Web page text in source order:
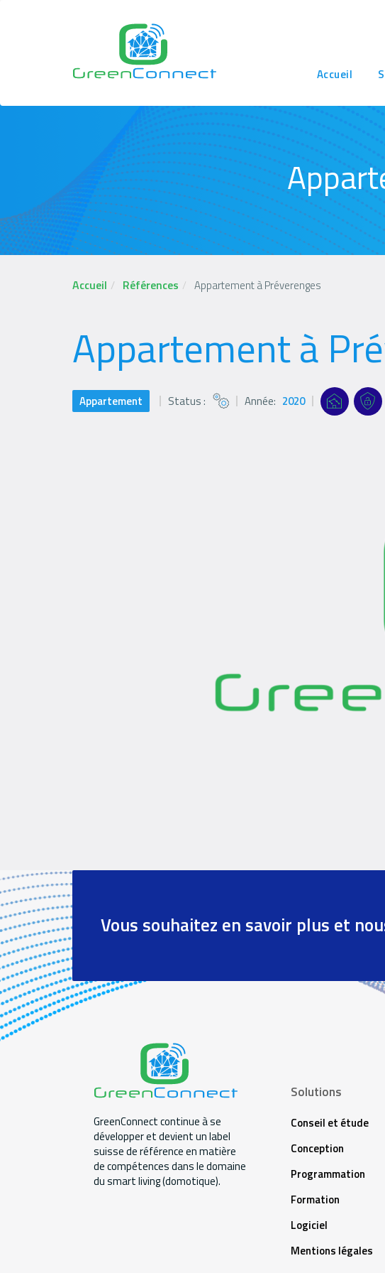
Accueil
Accueil Références Appartement à Préverenges
Appartement à
Appartement Status :
Status Année: 2020
Références
Références
paragraph
Vous souhaitez en savoir plus et
GreenConnect continue à se
développer et devient un label
suisse de référence en matière
de compétences dans le domaine
du smart living (domotique).
Solutions
Conseil et étude
Conception
Programmation
Formation
Logiciel
Mentions légales